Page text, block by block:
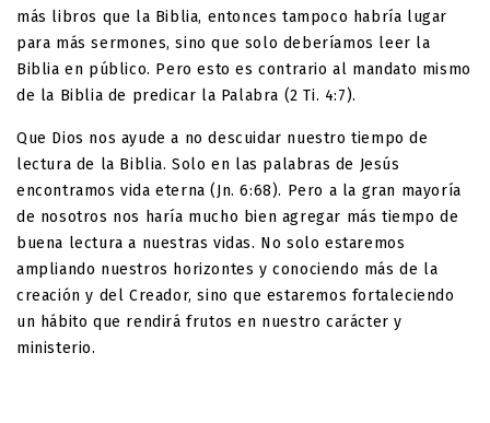
más libros que la Biblia, entonces tampoco habría lugar
para más sermones, sino que solo deberíamos leer la
Biblia en público. Pero esto es contrario al mandato mismo
de la Biblia de predicar la Palabra (2 Ti. 4:7).
Que Dios nos ayude a no descuidar nuestro tiempo de
lectura de la Biblia. Solo en las palabras de Jesús
encontramos vida eterna (Jn. 6:68). Pero a la gran mayoría
de nosotros nos haría mucho bien agregar más tiempo de
buena lectura a nuestras vidas. No solo estaremos
ampliando nuestros horizontes y conociendo más de la
creación y del Creador, sino que estaremos fortaleciendo
un hábito que rendirá frutos en nuestro carácter y
ministerio.